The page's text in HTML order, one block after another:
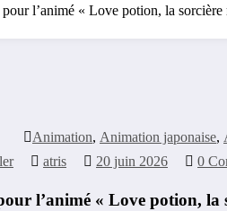
l’animé « Love potion, la sorcière
Animation, Animation japonaise,
atris 20 juin 2026 0
l’animé « Love potion, la